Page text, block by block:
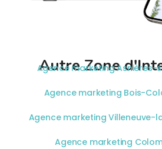
Autre Zone
Agence marketing Asnières-
Agence marketing Bois-
Agence marketing Villeneuve-
Agence marketing